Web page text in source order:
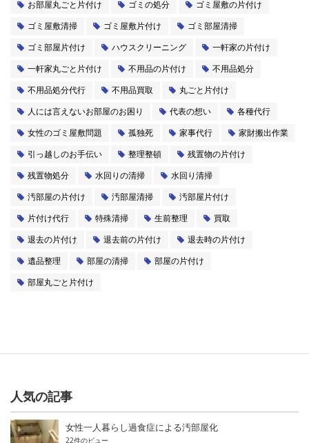
お部屋丸ごと片付け
ゴミの処分
ゴミ屋敷の片付け
ゴミ屋敷清掃
ゴミ屋敷片付け
ゴミ部屋清掃
ゴミ部屋片付け
ハウスクリーニング
一軒家の片付け
一軒家丸ごと片付け
不用品の片付け
不用品処分
不用品処分代行
不用品買取
丸ごと片付け
人には言えないお部屋のお困り
代表の想い
各種代行
女性のゴミ屋敷問題
孤独死 家事代行
家財搬出作業
引っ越しのお手伝い
整理整頓
残置物の片付け
残置物処分
水回りの清掃
水回り清掃
汚部屋の片付け
汚部屋清掃
汚部屋片付け
片付け代行
特殊清掃 生前整理
買取
退去の片付け
退去前の片付け
退去時の片付け
遺品整理
部屋の清掃
部屋の片付け
部屋丸ごと片付け
人気の記事
女性一人暮らし過食症による汚部屋化
22件のビュー